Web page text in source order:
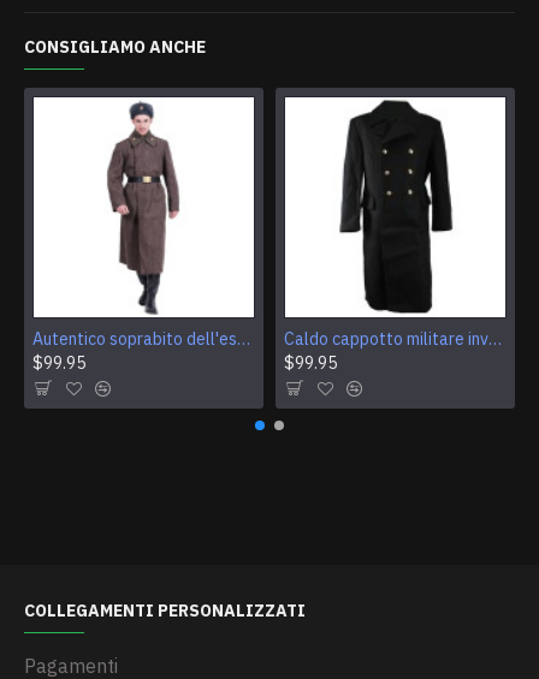
CONSIGLIAMO ANCHE
Autentico soprabito dell'esercito sovietico Cappotto da parata in lana genuina dell'URSS Abbigliamento militare invernale da tutti i giorni
$99.95
Caldo cappotto militare invernale Navy Fleet Esercito sovietico Cappotto nero lungo in vera lana navale
$99.95
COLLEGAMENTI PERSONALIZZATI
Pagamenti